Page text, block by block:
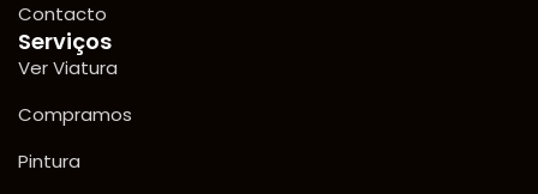
Contacto
Serviços
Ver Viatura
Compramos
Pintura